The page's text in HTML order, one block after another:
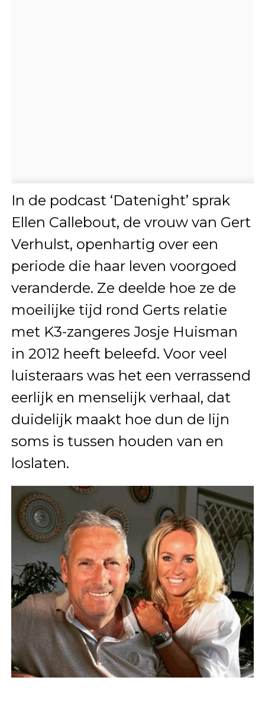
In de podcast ‘Datenight’ sprak
Ellen Callebout, de vrouw van Gert
Verhulst, openhartig over een
periode die haar leven voorgoed
veranderde. Ze deelde hoe ze de
moeilijke tijd rond Gerts relatie
met K3-zangeres Josje Huisman
in 2012 heeft beleefd. Voor veel
luisteraars was het een verrassend
eerlijk en menselijk verhaal, dat
duidelijk maakt hoe dun de lijn
soms is tussen houden van en
loslaten.